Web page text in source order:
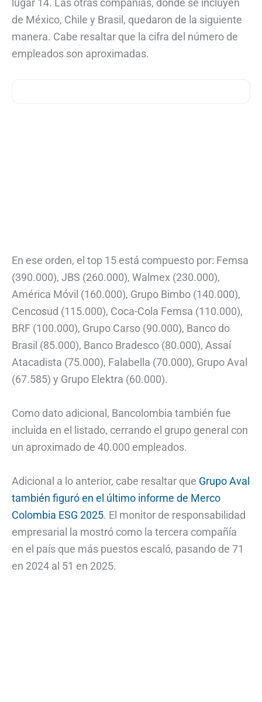
lugar 14. Las otras compañías, donde se incluyen
de México, Chile y Brasil, quedaron de la siguiente
manera. Cabe resaltar que la cifra del número de
empleados son aproximadas.
En ese orden, el top 15 está compuesto por: Femsa
(390.000), JBS (260.000), Walmex (230.000),
América Móvil (160.000), Grupo Bimbo (140.000),
Cencosud (115.000), Coca-Cola Femsa (110.000),
BRF (100.000), Grupo Carso (90.000), Banco do
Brasil (85.000), Banco Bradesco (80.000), Assaí
Atacadista (75.000), Falabella (70.000), Grupo Aval
(67.585) y Grupo Elektra (60.000).
Como dato adicional, Bancolombia también fue
incluida en el listado, cerrando el grupo general con
un aproximado de 40.000 empleados.
Adicional a lo anterior, cabe resaltar que Grupo Aval
también figuró en el último informe de Merco
Colombia ESG 2025. El monitor de responsabilidad
empresarial la mostró como la tercera compañía
en el país que más puestos escaló, pasando de 71
en 2024 al 51 en 2025.